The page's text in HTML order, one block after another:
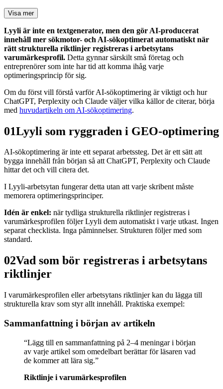
Visa mer
Lyyli är inte en textgenerator, men den gör AI-producerat
innehåll mer sökmotor- och AI-sökoptimerat automatiskt när
rätt strukturella riktlinjer registreras i arbetsytans
varumärkesprofil. Detta gynnar särskilt små företag och
entreprenörer som inte har tid att komma ihåg varje
optimeringsprincip för sig.
Om du först vill förstå varför AI-sökoptimering är viktigt och hur
ChatGPT, Perplexity och Claude väljer vilka källor de citerar, börja
med huvudartikeln om AI-sökoptimering.
01Lyyli som ryggraden i GEO-optimering
AI-sökoptimering är inte ett separat arbetssteg. Det är ett sätt att
bygga innehåll från början så att ChatGPT, Perplexity och Claude
hittar det och vill citera det.
I Lyyli-arbetsytan fungerar detta utan att varje skribent måste
memorera optimeringsprinciper.
Idén är enkel: när tydliga strukturella riktlinjer registreras i
varumärkesprofilen följer Lyyli dem automatiskt i varje utkast. Ingen
separat checklista. Inga påminnelser. Strukturen följer med som
standard.
02Vad som bör registreras i arbetsytans
riktlinjer
I varumärkesprofilen eller arbetsytans riktlinjer kan du lägga till
strukturella krav som styr allt innehåll. Praktiska exempel:
Sammanfattning i början av artikeln
“Lägg till en sammanfattning på 2–4 meningar i början
av varje artikel som omedelbart berättar för läsaren vad
de kommer att lära sig.”
Riktlinje i varumärkesprofilen